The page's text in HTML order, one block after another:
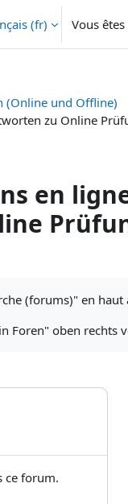
‎(fr)‎ Vous
(Online und Offline)
zu Online
en
(forums)" en haut
Foren" oben rechts
ce forum.